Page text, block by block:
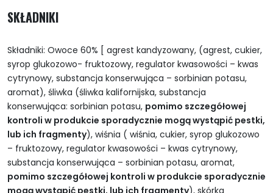
SKŁADNIKI
Składniki: Owoce 60% [ agrest kandyzowany, (agrest, cukier,
syrop glukozowo- fruktozowy, regulator kwasowości – kwas
cytrynowy, substancja konserwująca – sorbinian potasu,
aromat), śliwka (śliwka kalifornijska, substancja
konserwująca: sorbinian potasu, pomimo szczegółowej
kontroli w produkcie sporadycznie mogą wystąpić pestki,
lub ich fragmenty), wiśnia ( wiśnia, cukier, syrop glukozowo
– fruktozowy, regulator kwasowości – kwas cytrynowy,
substancja konserwująca – sorbinian potasu, aromat,
pomimo szczegółowej kontroli w produkcie sporadycznie